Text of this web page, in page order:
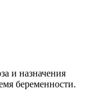
и назначения
беременности.